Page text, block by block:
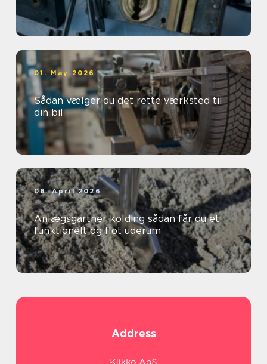
01. May 2026
Sådan vælger du det rette værksted til
din bil
08. April 2026
Anlægsgartner kolding sådan får du et
funktionelt og flot uderum
Address